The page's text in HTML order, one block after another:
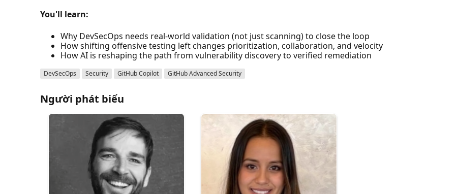
You'll learn:
Why DevSecOps needs real-world validation (not just scanning) to close the loop
How shifting offensive testing left changes prioritization, collaboration, and velocity
How AI is reshaping the path from vulnerability discovery to verified remediation
DevSecOps Security GitHub Copilot GitHub Advanced Security
Người phát biểu